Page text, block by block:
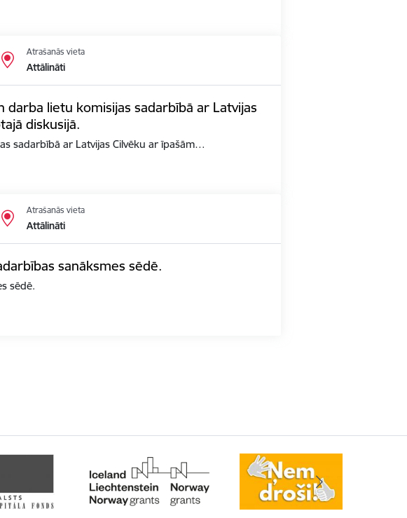
Atrašanās vieta
Attālināti
lietu komisijas sadarbībā ar Latvijas
diskusijā.
sadarbībā ar Latvijas Cilvēku ar īpašām…
Atrašanās vieta
Attālināti
sanāksmes sēdē.
sēdē.